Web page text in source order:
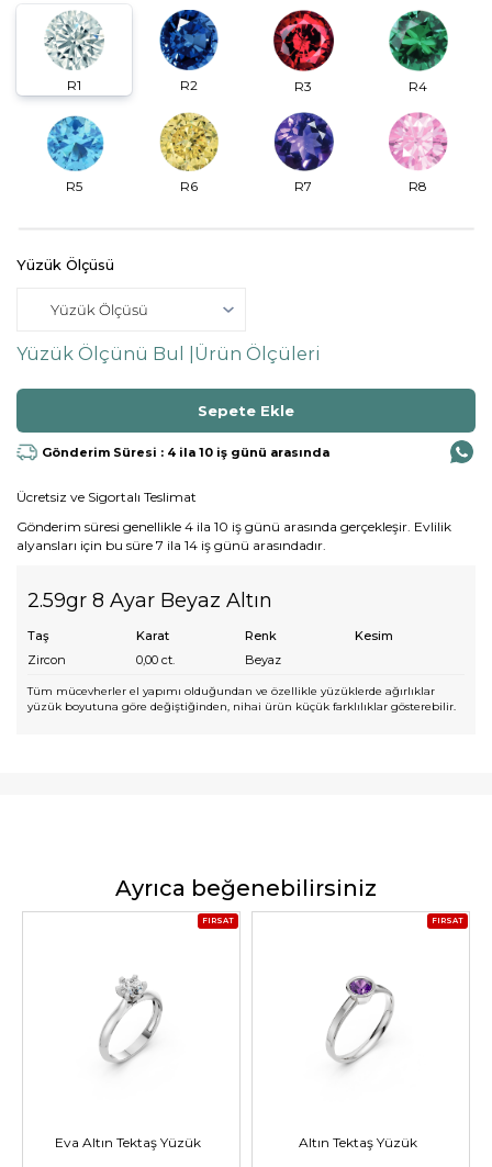
R1 R2 R3 R4
R5 R6 R7 R8
Yüzük Ölçüsü
Yüzük Ölçünü Bul | Ürün Ölçüleri
Gönderim Süresi : 4 ila 10 iş günü arasında
Ücretsiz ve Sigortalı Teslimat
Gönderim süresi genellikle 4 ila 10 iş günü arasında gerçekleşir. Evlilik
alyansları için bu süre 7 ila 14 iş günü arasındadır.
2.59gr 8 Ayar Beyaz Altın
Taş Karat Renk
Kesim
Zircon
0,00 ct. Beyaz
Tüm mücevherler el yapımı olduğundan ve özellikle yüzüklerde ağırlıklar
yüzük boyutuna göre değiştiğinden, nihai ürün küçük farklılıklar gösterebilir.
Ayrıca beğenebilirsiniz
FIRSAT
Eva Altın Tektaş Yüzük
FIRSAT
Altın Tektaş Yüzük